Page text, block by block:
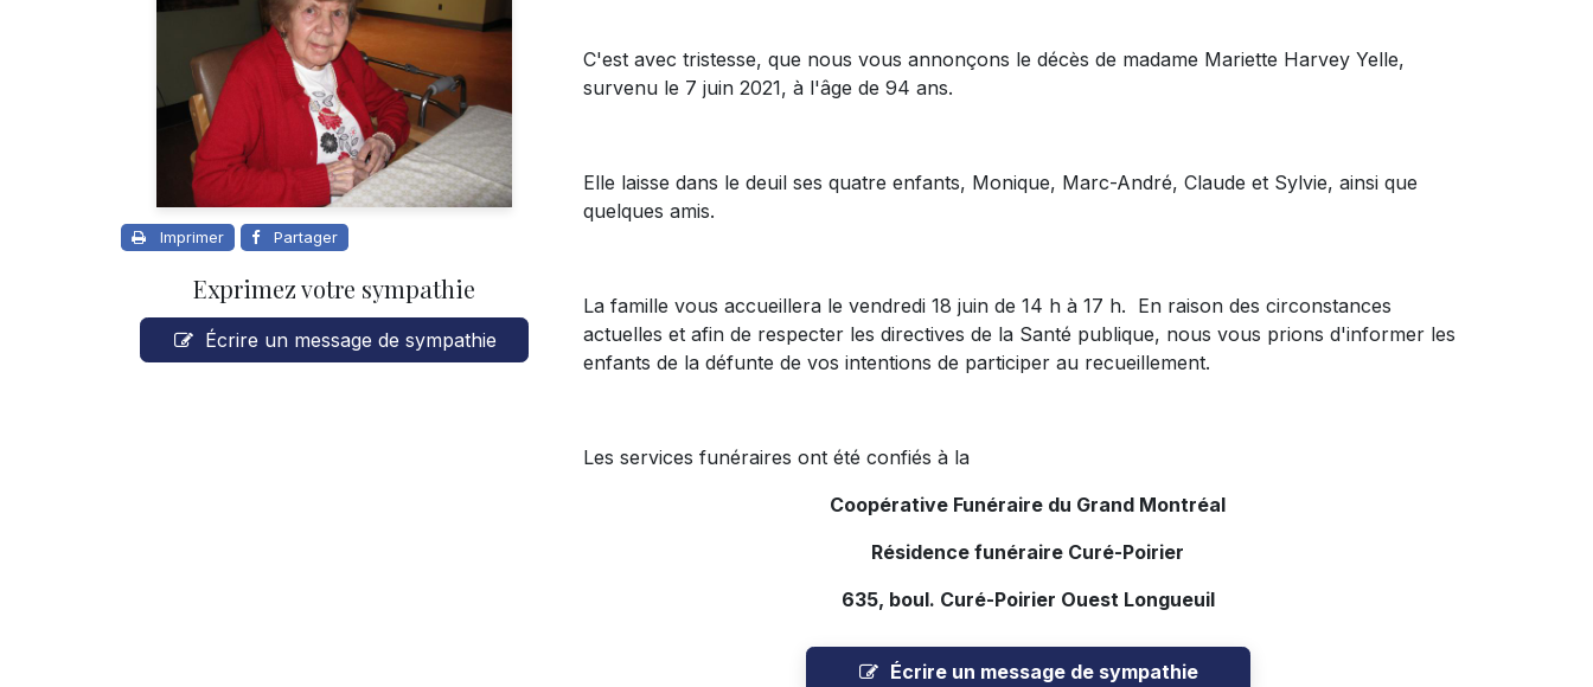
Imprimer Partager
Exprimez votre sympathie
Écrire un message de sympathie
C'est avec tristesse, que nous vous annonçons le décès de madame Mariette Harvey Yelle,
survenu le 7 juin 2021, à l'âge de 94 ans.
Elle laisse dans le deuil ses quatre enfants, Monique, Marc-André, Claude et Sylvie, ainsi que
quelques amis.
La famille vous accueillera le vendredi 18 juin de 14 h à 17 h. En raison des circonstances
actuelles et afin de respecter les directives de la Santé publique, nous vous prions d'informer les
enfants de la défunte de vos intentions de participer au recueillement.
Les services funéraires ont été confiés à la
Coopérative Funéraire du Grand Montréal
Résidence funéraire Curé-Poirier
635, boul. Curé-Poirier Ouest Longueuil
Écrire un message de sympathie